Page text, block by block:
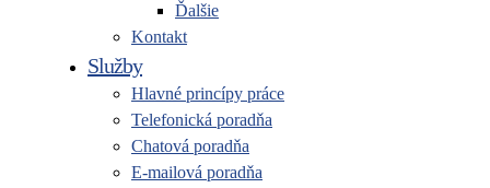
Ďalšie
Kontakt
Služby
Hlavné princípy práce
Telefonická poradňa
Chatová poradňa
E-mailová poradňa